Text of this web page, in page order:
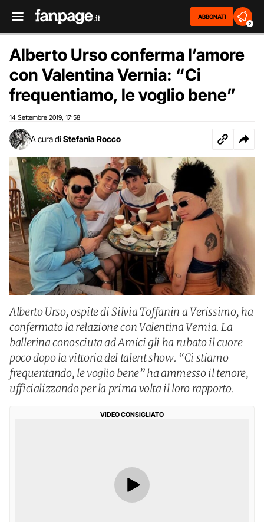
ABBONATI
2
Alberto Urso conferma l’amore
con Valentina Vernia: “Ci
frequentiamo, le voglio bene”
14 Settembre 2019 17:58
A cura di Stefania Rocco
Alberto Urso, ospite di Silvia Toffanin a Verissimo, ha
confermato la relazione con Valentina Vernia. La
ballerina conosciuta ad Amici gli ha rubato il cuore
poco dopo la vittoria del talent show. “Ci stiamo
frequentando, le voglio bene” ha ammesso il tenore,
ufficializzando per la prima volta il loro rapporto.
VIDEO CONSIGLIATO